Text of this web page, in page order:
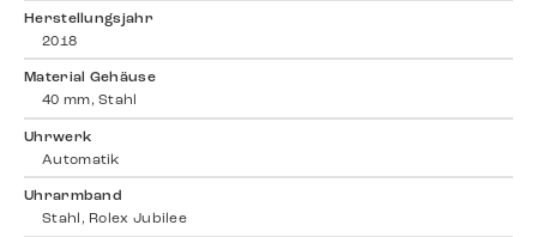
Herstellungsjahr
2018
Material Gehäuse
40 mm, Stahl
Uhrwerk
Automatik
Uhrarmband
Stahl, Rolex Jubilee